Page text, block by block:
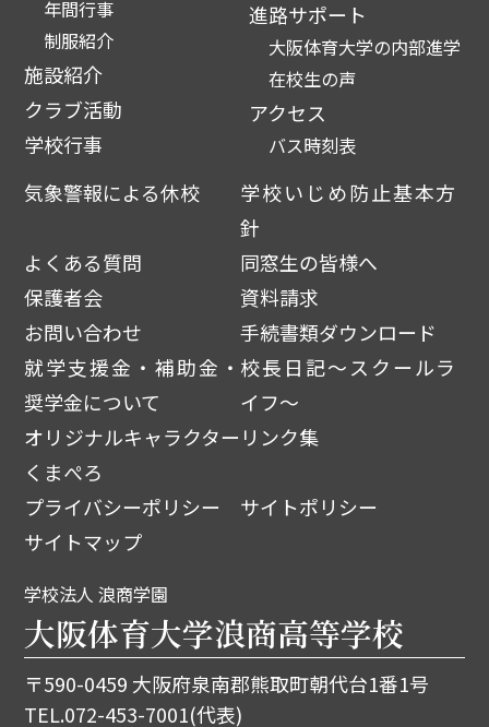
年間行事
制服紹介
施設紹介
クラブ活動
学校行事
進路サポート
大阪体育大学の内部進学
在校生の声
アクセス
バス時刻表
気象警報による休校
学校いじめ防止基本方
針
よくある質問
同窓生の皆様へ
保護者会
資料請求
お問い合わせ
手続書類ダウンロード
就学支援金・補助金・
奨学金について
校長日記～スクールラ
イフ～
オリジナルキャラクター
くまぺろ
リンク集
プライバシーポリシー
サイトポリシー
サイトマップ
学校法人 浪商学園
大阪体育大学浪商高等学校
〒590-0459 大阪府泉南郡熊取町朝代台1番1号
TEL.072-453-7001(代表)